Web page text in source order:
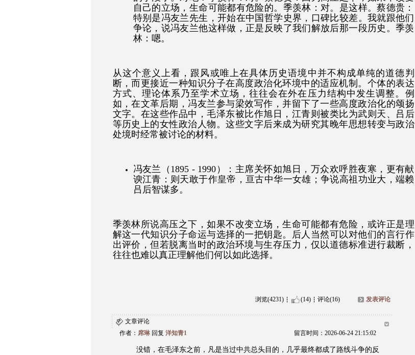
自己的立场，生命可能都有危险的。季羡林：对。是这样。蔡德贵：
特别是冯友兰先生，开始在中国哲学史界，口碑比较差。我就跟他们
争论，说冯友兰他这样做，正是反映了我们解放后那一段历史。季羡
林：嗯。
从这个意义上看，跟风或唯上在具体历史语境中并不构成单纯的道德判
断，而更接近一种知识分子在高度政治化环境中的适应机制。个体的表达
方式、理论体系乃至学术立场，往往会在外在压力结构中发生调整。例
如，在文革后期，冯友兰参与梁效写作，并留下了一些高度政治化的颂扬
文字。在这些作品中，毛泽东被比作旭日，江青则被类比为武则天、吕后
等历史上的女性政治人物。这些文字后来成为研究其晚年思想转变与政治
处境时经常被讨论的材料。
冯友兰（1895 - 1990）：主席关怀如旭日，万众欢呼胜夜寒，更有献
谀江青：则天敢于作皇帝，亘古中华一女雄；争说高祖功业大，端赖
吕后智谋多。
季羡林所说高压之下，如果不改变立场，生命可能都有危险，或许正是理
解这一代知识分子命运与选择的一把钥匙。后人当然可以对他们的言行作
出评价，但若脱离当时的政治环境与生存压力，仅以道德标准进行裁断，
往往也难以真正理解他们何以如此选择。
浏览(4231) (14) 评论(16) 发表评论
文章评论
作者： 席琳回复 洋知青1 留言时间：2026-06-24 21:15:02
没错，在毛泽东之前，凡是当过中共总头目的，几乎最终都成了路线斗争的反